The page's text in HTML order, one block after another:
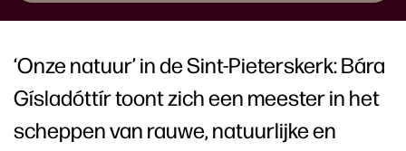
‘Onze natuur’ in de Sint-Pieterskerk: Bára
Gísladóttír toont zich een meester in het
scheppen van rauwe, natuurlijke en